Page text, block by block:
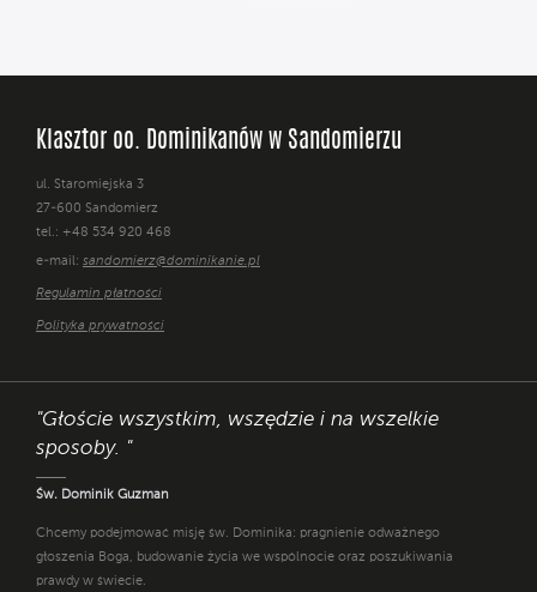
Klasztor oo. Dominikanów w Sandomierzu
ul. Staromiejska 3
27-600 Sandomierz
tel.: +48 534 920 468
e-mail: sandomierz@dominikanie.pl
Regulamin płatności
Polityka prywatności
"Głoście wszystkim, wszędzie i na wszelkie
sposoby. "
Św. Dominik Guzman
Chcemy podejmować misję św. Dominika: pragnienie odważnego
głoszenia Boga, budowanie życia we wspólnocie oraz poszukiwania
prawdy w świecie.